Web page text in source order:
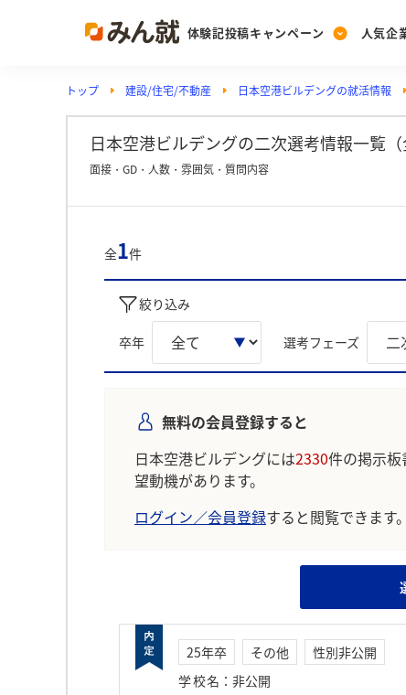
体験記投稿キャンペーン
Post
投稿する
人気企
Ranking
ランキングを見る
Vote
PickUp
注目の企業特集
トップ 建設/住宅/不動産 日本空港ビルデングの就活情報
日本空港ビルデングの二次選考情報一覧（
面接・GD・人数・雰囲気・質問内容
全1件
絞り込み
卒年 選考フェーズ
無料の会員登録すると
日本空港ビルデングには2330件の掲示
望動機があります。
ログイン／会員登録すると閲覧できます。
25年卒 その他
性別非公開
学校名 ： 非公開